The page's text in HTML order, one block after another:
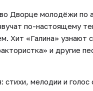
Дворце молодёжи по
по-настоящему
Хит «Галина» узнают
и другие
мелодии и голос